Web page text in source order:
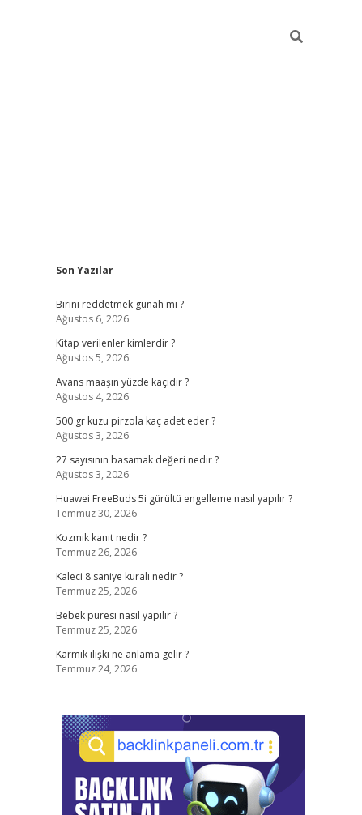
Sidebar
Son Yazılar
Birini reddetmek günah mı ?
Ağustos 6, 2026
Kitap verilenler kimlerdir ?
Ağustos 5, 2026
Avans maaşın yüzde kaçıdır ?
Ağustos 4, 2026
500 gr kuzu pirzola kaç adet eder ?
Ağustos 3, 2026
27 sayısının basamak değeri nedir ?
Ağustos 3, 2026
Huawei FreeBuds 5i gürültü engelleme nasıl yapılır ?
Temmuz 30, 2026
Kozmik kanıt nedir ?
Temmuz 26, 2026
Kaleci 8 saniye kuralı nedir ?
Temmuz 25, 2026
Bebek püresi nasıl yapılır ?
Temmuz 25, 2026
Karmik ilişki ne anlama gelir ?
Temmuz 24, 2026
ilbet giriş